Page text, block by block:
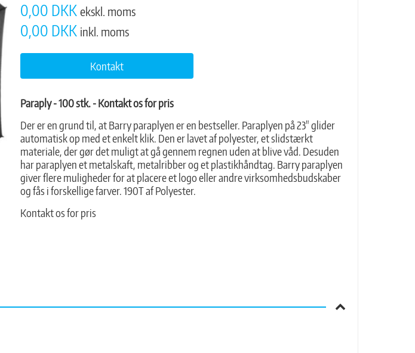
0,00 DKKekskl. moms
0,00 DKK inkl. moms
Kontakt
Paraply - 100 stk. - Kontakt os for pris
Der er en grund til, at Barry paraplyen er en bestseller. Paraplyen på 23" glider
automatisk op med et enkelt klik. Den er lavet af polyester, et slidstærkt
materiale, der gør det muligt at gå gennem regnen uden at blive våd. Desuden
har paraplyen et metalskaft, metalribber og et plastikhåndtag. Barry paraplyen
giver flere muligheder for at placere et logo eller andre virksomhedsbudskaber
og fås i forskellige farver. 190T af Polyester.
Kontakt os for pris